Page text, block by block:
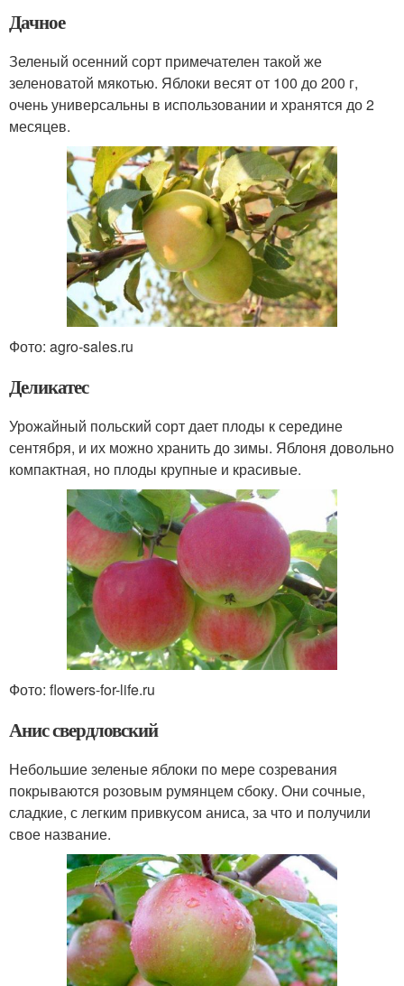
Дачное
Зеленый осенний сорт примечателен такой же
зеленоватой мякотью. Яблоки весят от 100 до 200 г,
очень универсальны в использовании и хранятся до 2
месяцев.
Фото: agro-sales.ru
Деликатес
Урожайный польский сорт дает плоды к середине
сентября, и их можно хранить до зимы. Яблоня довольно
компактная, но плоды крупные и красивые.
Фото: flowers-for-life.ru
Анис свердловский
Небольшие зеленые яблоки по мере созревания
покрываются розовым румянцем сбоку. Они сочные,
сладкие, с легким привкусом аниса, за что и получили
свое название.